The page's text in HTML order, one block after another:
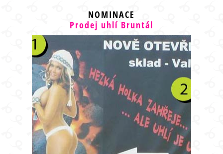
NOMINACE
Prodej uhlí Bruntál